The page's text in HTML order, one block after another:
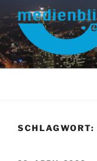
Inhalt
springen
SCHLAGWORT: